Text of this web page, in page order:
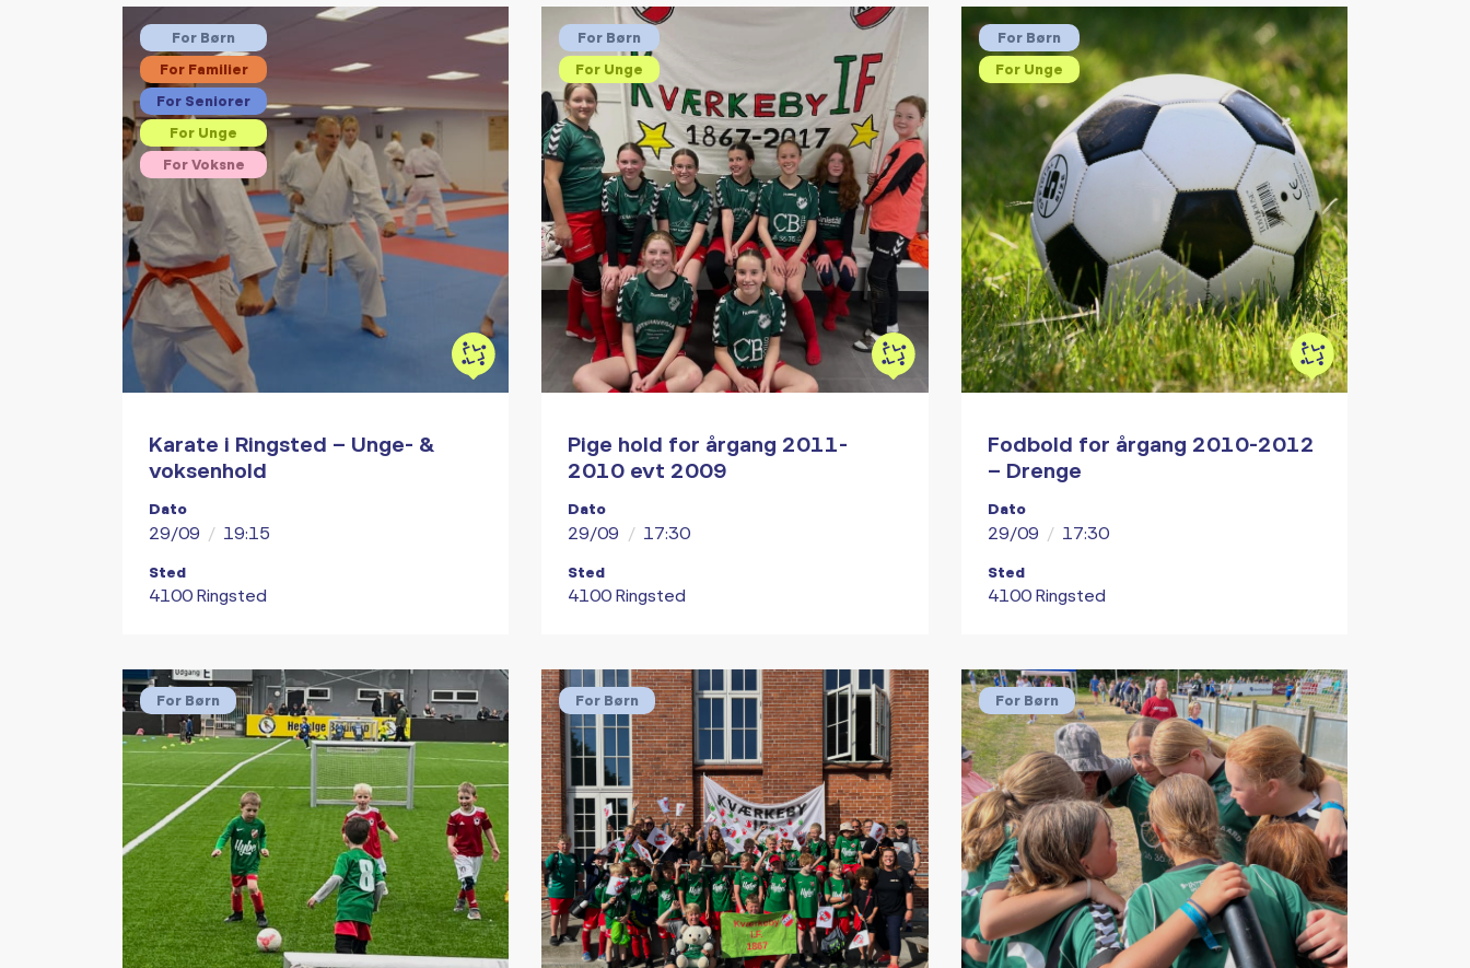
For Børn
For Familier
For Seniorer
For Unge
For Voksne
Karate i Ringsted – Unge- &
voksenhold
Dato
29/09 / 19:15
Sted
4100 Ringsted
For Børn
For Unge
Pige hold for årgang 2011-
2010 evt 2009
Dato
29/09 / 17:30
Sted
4100 Ringsted
For Børn
For Unge
Fodbold for årgang 2010-2012
– Drenge
Dato
29/09 / 17:30
Sted
4100 Ringsted
For Børn For Børn For Børn